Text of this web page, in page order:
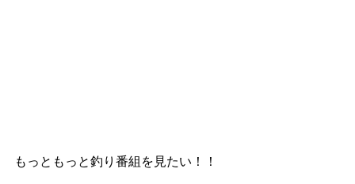
もっともっと釣り番組を見たい！！